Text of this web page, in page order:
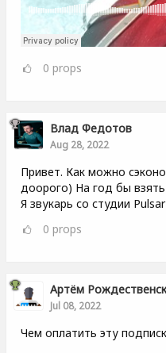
0 props
Влад Федотов
Aug 28, 2022
Привет. Как можно
доорого) На год бы
Я звукарь со студии
0 props
Артём
Jul 08, 2022
Чем оплатить эту